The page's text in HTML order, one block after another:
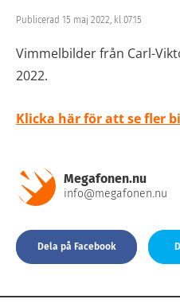
Publicerad 15 maj 2022, kl 07:15
Vimmelbilder från Carl-
2022.
Klicka här för att se fler
Megafonen.nu
info@megafonen.nu
Dela på Facebook